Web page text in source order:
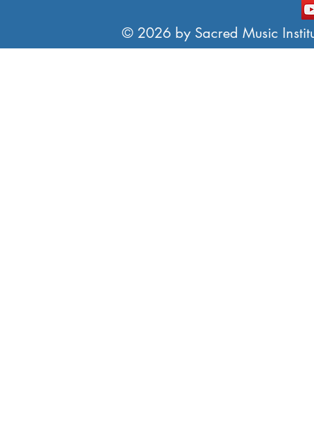
© 2026 by Sacred Music